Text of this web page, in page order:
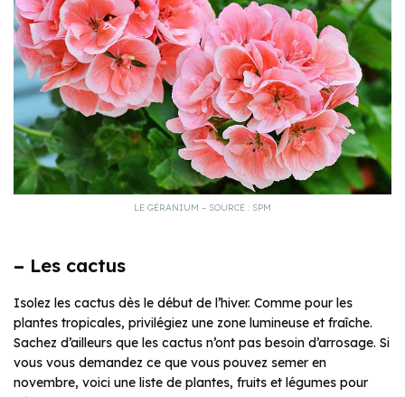
LE GÉRANIUM – SOURCE : SPM
– Les cactus
Isolez les cactus dès le début de l’hiver. Comme pour les
plantes tropicales, privilégiez une zone lumineuse et fraîche.
Sachez d’ailleurs que les cactus n’ont pas besoin d’arrosage. Si
vous vous demandez ce que vous pouvez semer en
novembre, voici une liste de plantes, fruits et légumes pour